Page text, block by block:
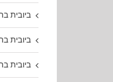
ביובית
ביובית
ביובית